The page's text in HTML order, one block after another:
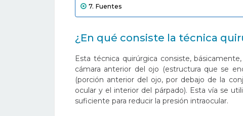
Fuentes
¿En qué consiste la técnica
Esta técnica quirúrgica consiste,
cámara anterior del ojo (estructura que se
(porción anterior del ojo, por debajo de la
ocular y el interior del párpado). Esta vía se
suficiente para reducir la presión intraocular.